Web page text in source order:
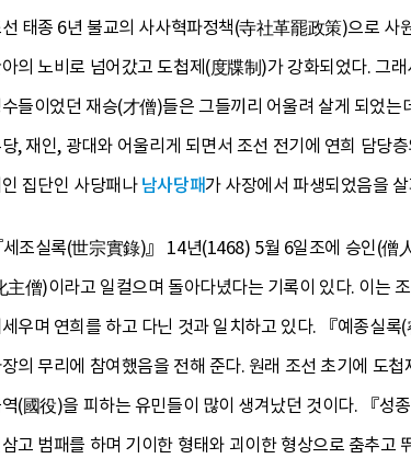
태종 6년 불교의 사사혁파정책(寺社革罷政策)으로
의 노비로 넘어갔고 도첩제(度牒制)가 강화되었다. 그
들이었던 재승(才僧)들은 그들끼리 어울려 살게 되었
, 재인, 광대와 어울리게 되면서 조선 전기에 연희 담당
집단인 사당패나남사당패가 사장에서 파생되었음을
세조실록(世宗實錄)』 14년(1468) 5월 6일조에 승인(
主僧)이라고 일컬으며 돌아다녔다는 기록이 있다. 이는
우며 연희를 하고 다닌 것과 일치하고 있다. 『예종실
의 무리에 참여했음을 전해 준다. 원래 조선 초기에 도
(國役)을 피하는 유민들이 많이 생겨났던 것이다. 『
고 범패를 하며 기이한 형태와 괴이한 형상으로 춤추고